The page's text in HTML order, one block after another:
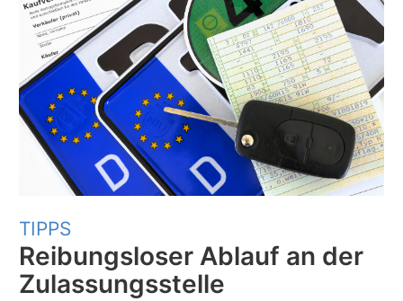
TIPPS
Reibungsloser Ablauf an der
Zulassungsstelle